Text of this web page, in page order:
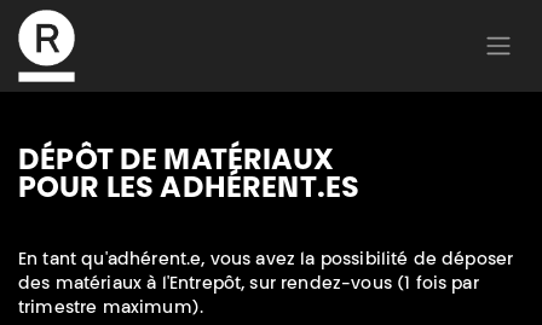
DÉPÔTDE MATÉRIAUX
POUR LESADHÉRENT.ES
En tant qu'adhérent.e, vous avez la possibilité de déposer
des matériaux à l'Entrepôt, sur rendez-vous (1 fois par
trimestre maximum).